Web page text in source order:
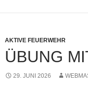
AKTIVE FEUERWEHR
ÜBUNG
29. JUNI 2026